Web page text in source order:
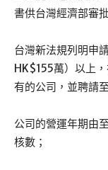
書供台灣經濟部審批
台灣新法規列明申
HK$155萬）以上
有的公司，並聘請
公司的營運年期由
核數；